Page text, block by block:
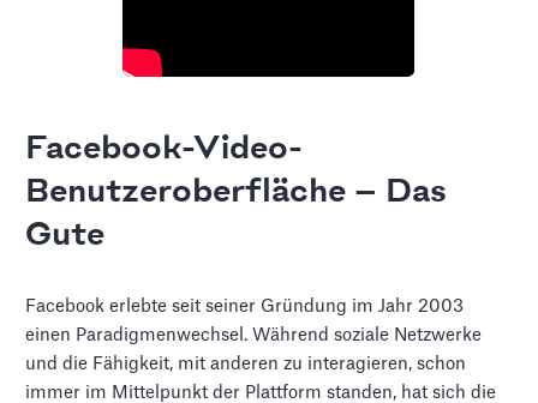
Facebook-Video-
Benutzeroberfläche — Das
Gute
Facebook erlebte seit seiner Gründung im Jahr 2003
einen Paradigmenwechsel. Während soziale Netzwerke
und die Fähigkeit, mit anderen zu interagieren, schon
immer im Mittelpunkt der Plattform standen, hat sich die